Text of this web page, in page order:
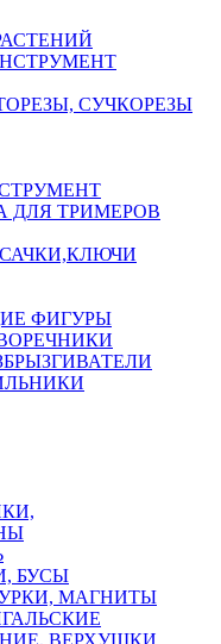
СУЧКОРЕЗЫ
ДЛЯ ТРИМЕРОВ
ФИГУРЫ
БУСЫ
МАГНИТЫ
ВЕРХУШКИ